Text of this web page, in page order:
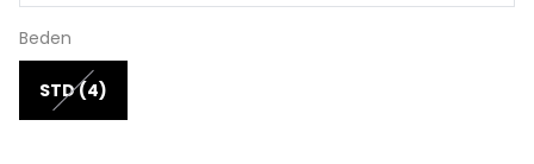
Beden
STD (4)